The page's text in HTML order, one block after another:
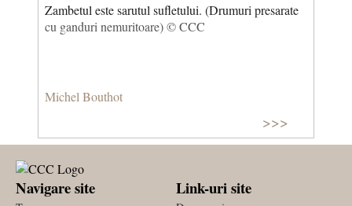
Zambetul este sarutul sufletului. (Drumuri presarate
cu ganduri nemuritoare) © CCC
Michel Bouthot
>>>
Navigare site Link-uri site